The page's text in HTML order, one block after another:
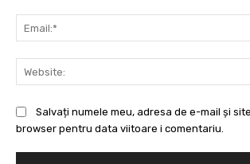
Salvați numele meu, adresa de e-mail și
browser pentru data viitoare i comentariu.